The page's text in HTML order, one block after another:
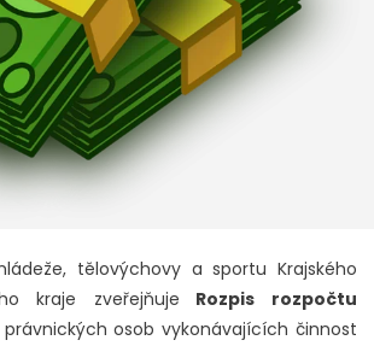
tělovýchovy a sportu Krajského
kraje zveřejňuje Rozpis rozpočtu
právnických osob vykonávajících činnost